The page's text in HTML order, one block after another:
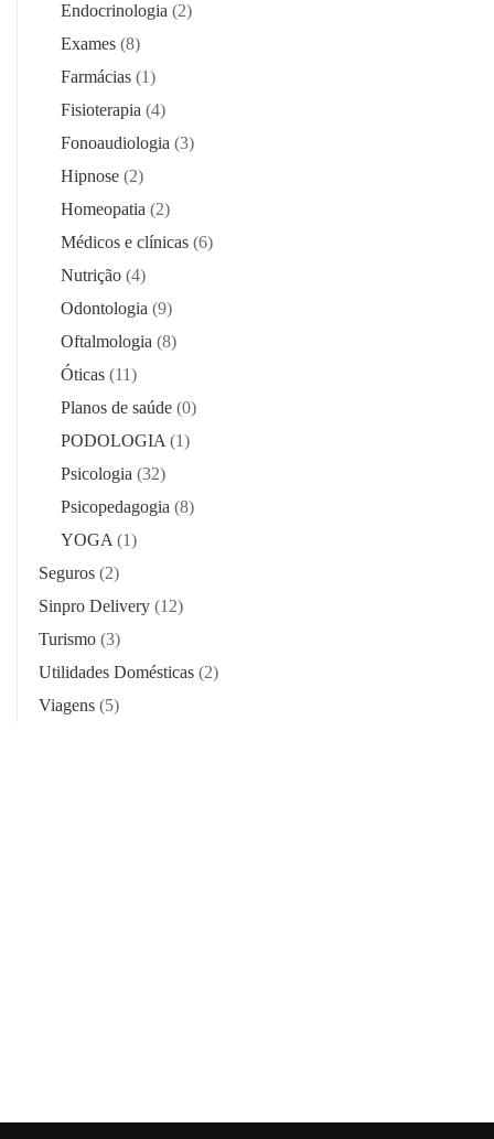
Endocrinologia (2)
Exames (8)
Farmácias (1)
Fisioterapia (4)
Fonoaudiologia (3)
Hipnose (2)
Homeopatia (2)
Médicos e clínicas (6)
Nutrição (4)
Odontologia (9)
Oftalmologia (8)
Óticas (11)
Planos de saúde (0)
PODOLOGIA (1)
Psicologia (32)
Psicopedagogia (8)
YOGA (1)
Seguros (2)
Sinpro Delivery (12)
Turismo (3)
Utilidades Domésticas (2)
Viagens (5)